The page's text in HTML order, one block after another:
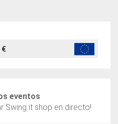
€
eventos
Swing it shop en directo!